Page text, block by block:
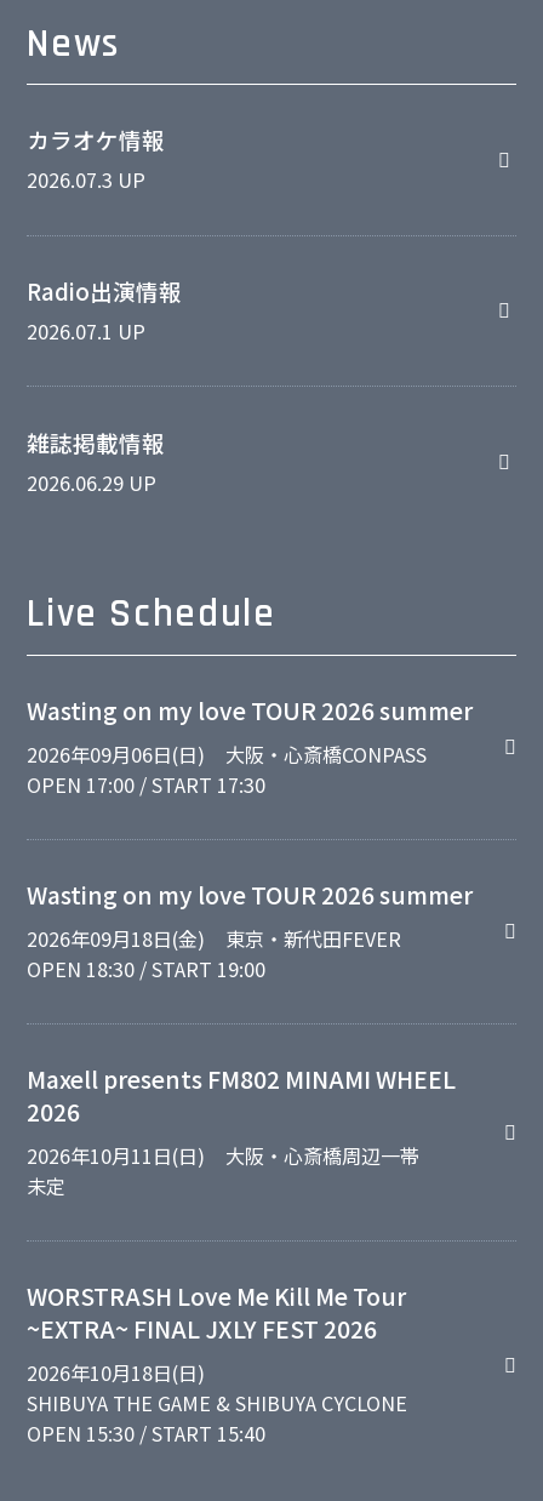
News
カラオケ情報
2026.07.3 UP
Radio出演情報
2026.07.1 UP
雑誌掲載情報
2026.06.29 UP
Live Schedule
Wasting on my love TOUR 2026 summer
2026年09月06日(日)
大阪・心斎橋CONPASS
OPEN 17:00 / START 17:30
Wasting on my love TOUR 2026 summer
2026年09月18日(金)
東京・新代田FEVER
OPEN 18:30 / START 19:00
Maxell presents FM802 MINAMI WHEEL
2026
2026年10月11日(日)
大阪・心斎橋周辺一帯
未定
WORSTRASH Love Me Kill Me Tour
~EXTRA~ FINAL JXLY FEST 2026
2026年10月18日(日)
SHIBUYA THE GAME & SHIBUYA CYCLONE
OPEN 15:30 / START 15:40